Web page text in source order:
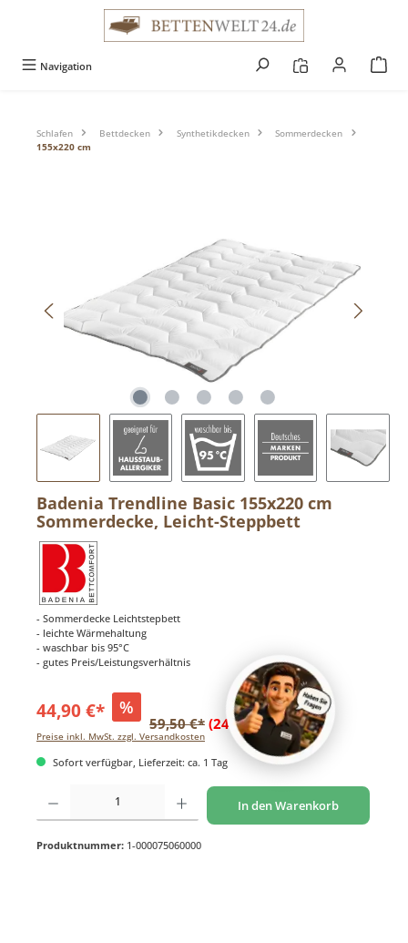
Navigation
Schlafen Bettdecken Synthetikdecken
Sommerdecken
155x220 cm
Badenia Trendline Basic 155x220 cm
Sommerdecke, Leicht-Steppbett
- Sommerdecke Leichtstepbett
- leichte Wärmehaltung
- waschbar bis 95°C
- gutes Preis/Leistungsverhältnis
44,90 €* %
59,50 €* (24.54% gespart)
Preise inkl. MwSt. zzgl. Versandkosten
Sofort verfügbar, Lieferzeit: ca. 1 Tag
Produkt Anzahl: Gib den gewünschten Wert ein oder benutze die Schaltflächen um
In den Warenkorb
Produktnummer: 1-000075060000